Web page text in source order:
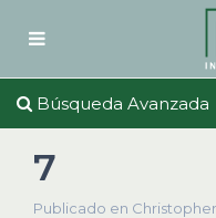
Búsqueda Avanzada
7
Publicado en